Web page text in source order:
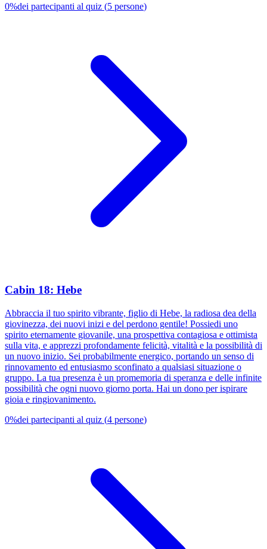
0%dei partecipanti al quiz (5 persone)
Cabin 18: Hebe
Abbraccia il tuo spirito vibrante, figlio di Hebe, la radiosa dea della
giovinezza, dei nuovi inizi e del perdono gentile! Possiedi uno
spirito eternamente giovanile, una prospettiva contagiosa e ottimista
sulla vita, e apprezzi profondamente felicità, vitalità e la possibilità di
un nuovo inizio. Sei probabilmente energico, portando un senso di
rinnovamento ed entusiasmo sconfinato a qualsiasi situazione o
gruppo. La tua presenza è un promemoria di speranza e delle infinite
possibilità che ogni nuovo giorno porta. Hai un dono per ispirare
gioia e ringiovanimento.
0%dei partecipanti al quiz (4 persone)